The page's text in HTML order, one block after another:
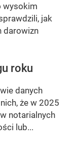
wysokim
jak
darowizn
roku
danych
że w 2025
notarialnych
lub...